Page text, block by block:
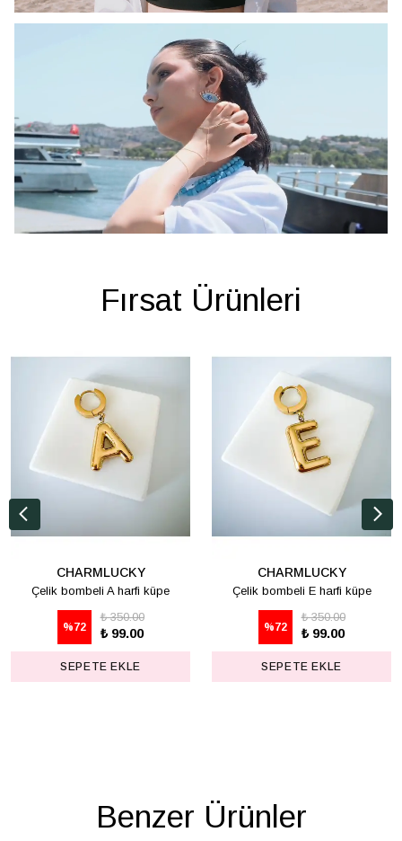
Fırsat Ürünleri
CHARMLUCKY
Çelik bombeli A harfi küpe
%72
₺ 350.00
₺ 99.00
SEPETE EKLE
CHARMLUCKY
Çelik bombeli E harfi küpe
%72
₺ 350.00
₺ 99.00
SEPETE EKLE
Benzer Ürünler